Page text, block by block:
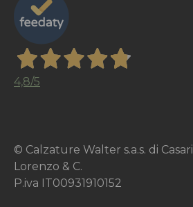
4,8/5
© Calzature Walter s.a.s. di
Lorenzo & C.
P.iva IT00931910152